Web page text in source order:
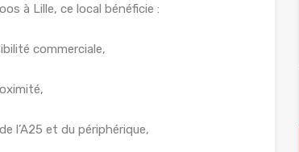
à Lille, ce local bénéficie :
commerciale,
l’A25 et du périphérique,